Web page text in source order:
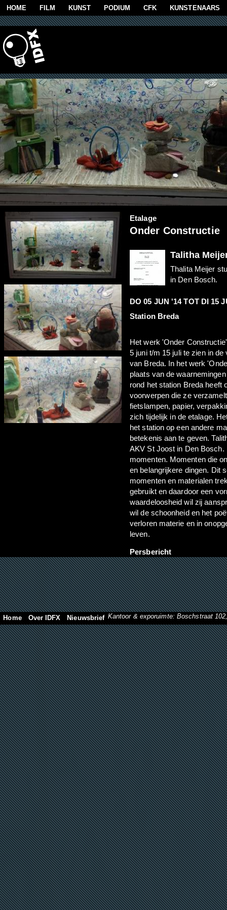
Overslaan en naar de algemene inhoud gaan
HOME FILM KUNST PODIUM CFK KUNSTENAARS
Etalage
Onder Constructie
Talitha
Thalita Meijer
in Den Bosch.
DO 05 JUN '14TOT DI 15
Station Breda
Het werk 'Onder
5 juni t/m 15 juli te zien in
van Breda. In het werk
plaats van de
rond het station Breda heeft
voorwerpen die ze
fietslampen, papier,
zich tijdelijk in de etalage.
het station op een andere
betekenis aan te geven.
AKV St Joost in Den
momenten. Momenten die
en belangrijkere dingen. Dit
momenten en materialen
gebruikt en daardoor een
waardeloosheid wil zij
wil de schoonheid en het
verloren materie en in
leven.
Persbericht
Home Over IDFX Nieuwsbrief Kantoor & exporuimte: Boschstraat